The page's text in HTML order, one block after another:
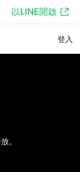
以LINE開啟
登入
。